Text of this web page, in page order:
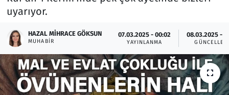
uyarıyor.
HAZAL MIHRACE GÖKSUN
MUHABIR
07.03.2025 - 00:02
YAYINLANMA
08.03.2025 -
Memur ve Kamu
Otomobil
Oyun
Ramazan